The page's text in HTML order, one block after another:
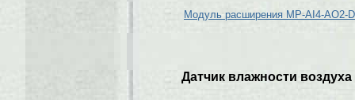
Модуль расширения MР-AI4-AO2-
Датчик влажности